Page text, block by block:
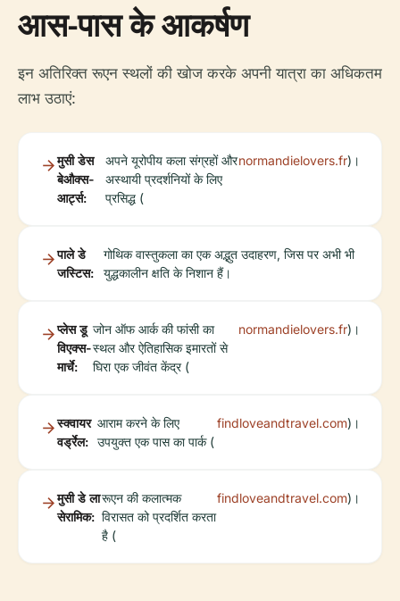
आस-पास के आकर्षण
इन अतिरिक्त रूएन स्थलों की खोज करके अपनी यात्रा का अधिकतम
लाभ उठाएं:
मुसी डेस
बेऔक्स-
आर्ट्स:
अपने यूरोपीय कला संग्रहों और
अस्थायी प्रदर्शनियों के लिए
प्रसिद्ध (
normandielovers.fr)।
पाले डे
जस्टिस:
गोथिक वास्तुकला का एक अद्भुत उदाहरण, जिस पर अभी भी
युद्धकालीन क्षति के निशान हैं।
प्लेस डू
विएक्स-
मार्चे:
जोन ऑफ आर्क की फांसी का
स्थल और ऐतिहासिक इमारतों से
घिरा एक जीवंत केंद्र (
normandielovers.fr)।
स्क्वायर
वर्ड्रेल:
आराम करने के लिए
उपयुक्त एक पास का पार्क (
findloveandtravel.com)।
मुसी डे ला
सेरामिक:
रूएन की कलात्मक
विरासत को प्रदर्शित करता
है (
findloveandtravel.com)।